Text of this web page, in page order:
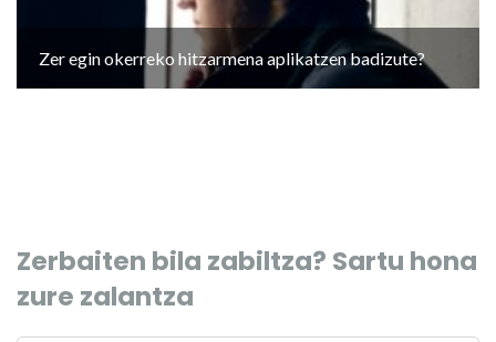
Zer egin okerreko hitzarmena aplikatzen badizute?
Zerbaiten bila zabiltza? Sartu hona
zure zalantza